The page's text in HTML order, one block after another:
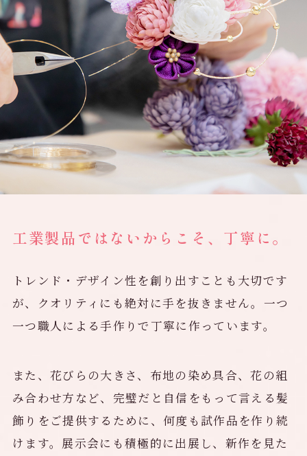
工業製品ではないからこそ、丁寧に。
トレンド・デザイン性を創り出すことも大切です
が、クオリティにも絶対に手を抜きません。一つ
一つ職人による手作りで丁寧に作っています。
また、花びらの大きさ、布地の染め具合、花の組
み合わせ方など、完璧だと自信をもって言える髪
飾りをご提供するために、何度も試作品を作り続
けます。展示会にも積極的に出展し、新作を見た